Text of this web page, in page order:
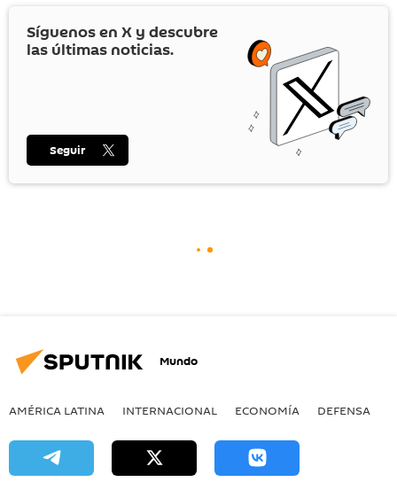
Síguenos en X y descubre
las últimas noticias.
Seguir
Mundo
AMÉRICA LATINA INTERNACIONAL ECONOMÍA DEFENSA